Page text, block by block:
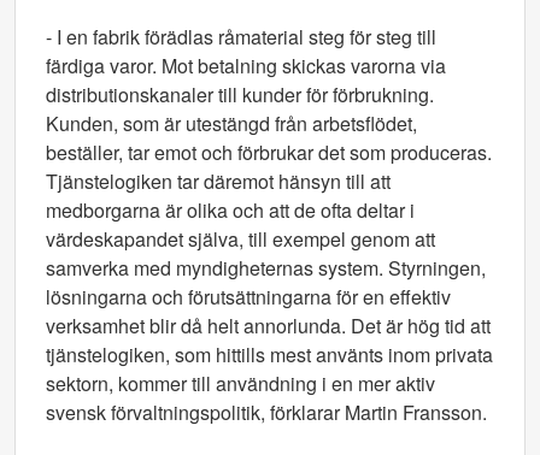
- I en fabrik förädlas råmaterial steg för steg till
färdiga varor. Mot betalning skickas varorna via
distributionskanaler till kunder för förbrukning.
Kunden, som är utestängd från arbetsflödet,
beställer, tar emot och förbrukar det som produceras.
Tjänstelogiken tar däremot hänsyn till att
medborgarna är olika och att de ofta deltar i
värdeskapandet själva, till exempel genom att
samverka med myndigheternas system. Styrningen,
lösningarna och förutsättningarna för en effektiv
verksamhet blir då helt annorlunda. Det är hög tid att
tjänstelogiken, som hittills mest använts inom privata
sektorn, kommer till användning i en mer aktiv
svensk förvaltningspolitik, förklarar Martin Fransson.